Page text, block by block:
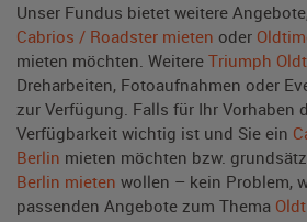
Unser Fundus bietet weitere
Cabrios / Roadster mieten oder
mieten möchten. Weitere Triumph
Dreharbeiten, Fotoaufnahmen oder
zur Verfügung. Falls für Ihr Vorhaben
Verfügbarkeit wichtig ist und Sie ein
Berlin mieten möchten bzw.
Berlin mieten wollen – kein Problem,
passenden Angebote zum Thema